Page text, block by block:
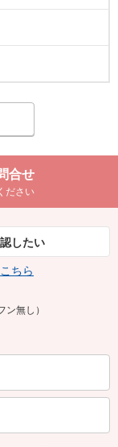
合せ
ださい
したい
こちら
ン無し）